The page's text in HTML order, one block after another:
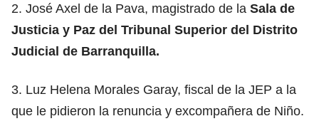
2. José Axel de la Pava, magistrado de la Sala de
Justicia y Paz del Tribunal Superior del Distrito
Judicial de Barranquilla.
3. Luz Helena Morales Garay, fiscal de la JEP a la
que le pidieron la renuncia y excompañera de Niño.